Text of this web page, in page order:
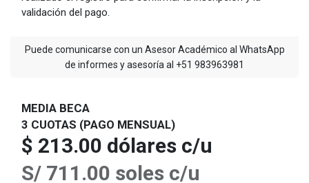
validación del pago.
Puede comunicarse con un Asesor Académico al WhatsApp
de informes y asesoría al +51 983963981
MEDIA BECA
3 CUOTAS (PAGO MENSUAL)
$ 213.00 dólares c/u
S/ 711.00 soles c/u